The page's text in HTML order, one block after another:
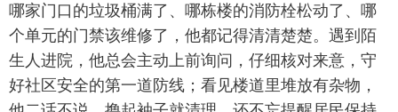
哪家门口的垃圾桶满了、哪栋楼的消防栓松动了、哪
个单元的门禁该维修了，他都记得清清楚楚。遇到陌
生人进院，他总会主动上前询问，仔细核对来意，守
好社区安全的第一道防线；看见楼道里堆放有杂物，